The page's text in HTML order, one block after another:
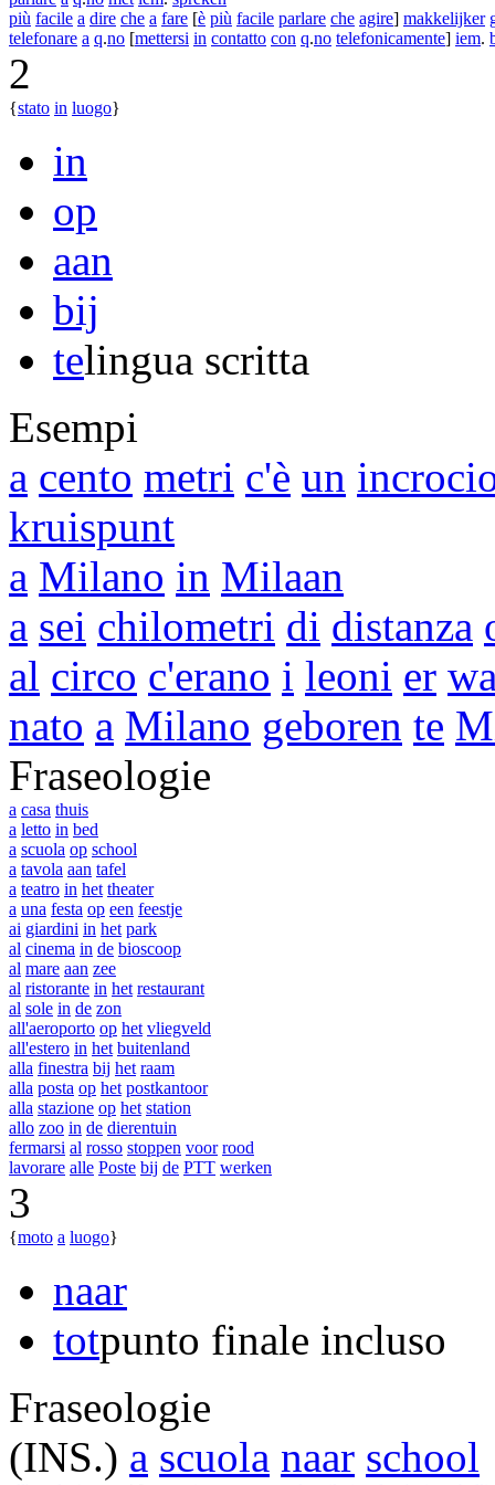
più facile a dire che a fare [è più facile parlare che agire] makkelijker
telefonare a q.no [mettersi in contatto con q.no telefonicamente] iem.
2
{stato in luogo}
in
op
aan
bij
telingua scritta
Esempi
a cento metri c'è un
kruispunt
a Milano in Milaan
a sei chilometri di distanza
al circo c'erano i leoni er
nato a Milano geboren te
Fraseologie
a casa thuis
a letto in bed
a scuola op school
a tavola aan tafel
a teatro in het theater
a una festa op een feestje
ai giardini in het park
al cinema in de bioscoop
al mare aan zee
al ristorante in het restaurant
al sole in de zon
all'aeroporto op het vliegveld
all'estero in het buitenland
alla finestra bij het raam
alla posta op het postkantoor
alla stazione op het station
allo zoo in de dierentuin
fermarsi al rosso stoppen voor rood
lavorare alle Poste bij de PTT werken
3
{moto a luogo}
naar
totpunto finale incluso
Fraseologie
(INS.) a scuola naar school